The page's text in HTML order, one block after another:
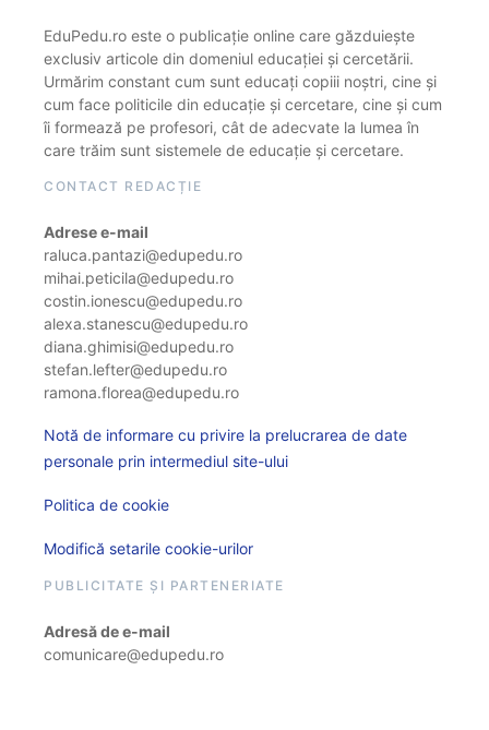
EduPedu.ro este o publicație online care găzduiește
exclusiv articole din domeniul educației și cercetării.
Urmărim constant cum sunt educați copiii noștri, cine și
cum face politicile din educație și cercetare, cine și cum
îi formează pe profesori, cât de adecvate la lumea în
care trăim sunt sistemele de educație și cercetare.
CONTACT REDACȚIE
Adrese e-mail
raluca.pantazi@edupedu.ro
mihai.peticila@edupedu.ro
costin.ionescu@edupedu.ro
alexa.stanescu@edupedu.ro
diana.ghimisi@edupedu.ro
stefan.lefter@edupedu.ro
ramona.florea@edupedu.ro
Notă de informare cu privire la prelucrarea de date
personale prin intermediul site-ului
Politica de cookie
Modifică setarile cookie-urilor
PUBLICITATE ȘI PARTENERIATE
Adresă de e-mail
comunicare@edupedu.ro